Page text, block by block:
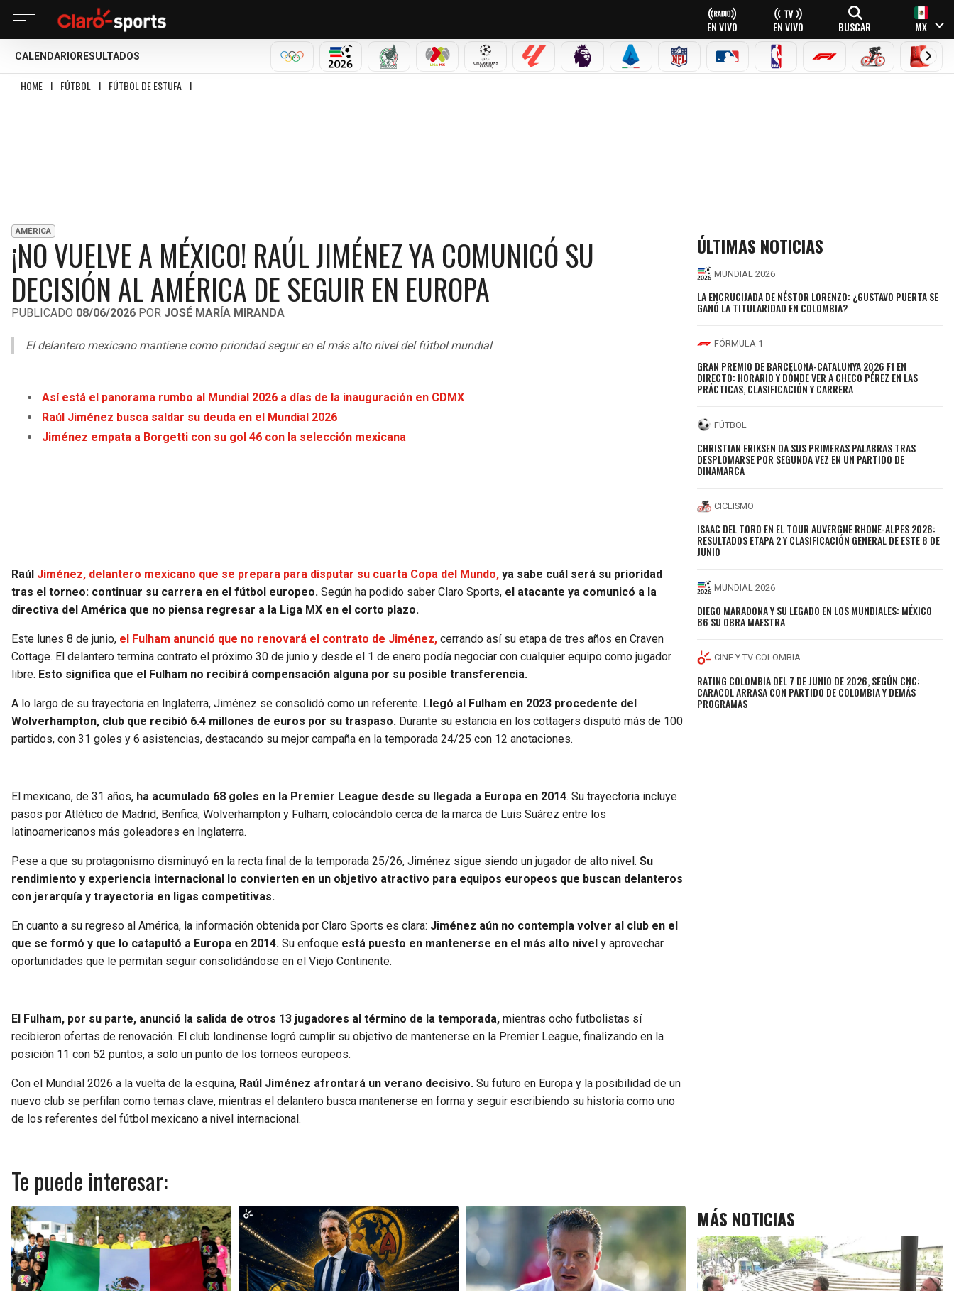
EN VIVO EN VIVO BUSCAR MX
CALENDARIO RESULTADOS
OLÍMPICOSMUNDIAL 2026SELECCIÓN MEXICANA
LIGA MX CHAMPIONS LEAGUE
LALIGA PREMIER LEAGUE
SERIE A NFL MLB NBA FÓRMULA 1CICLISMOBOXEO
HOME I FÚTBOL I FÚTBOL DE ESTUFA I
AMÉRICA
¡NO VUELVE A MÉXICO! RAÚL JIMÉNEZ YA COMUNICÓ SU
DECISIÓN AL AMÉRICA DE SEGUIR EN EUROPA
PUBLICADO 08/06/2026 POR JOSÉ MARÍA MIRANDA
El delantero mexicano mantiene como prioridad seguir en el más alto nivel del fútbol mundial
Así está el panorama rumbo al Mundial 2026 a días de la inauguración en CDMX
Raúl Jiménez busca saldar su deuda en el Mundial 2026
Jiménez empata a Borgetti con su gol 46 con la selección mexicana
Raúl Jiménez, delantero mexicano que se prepara para disputar su cuarta Copa del Mundo, ya sabe cuál será su prioridad
tras el torneo: continuar su carrera en el fútbol europeo. Según ha podido saber Claro Sports, el atacante ya comunicó a la
directiva del América que no piensa regresar a la Liga MX en el corto plazo.
Este lunes 8 de junio, el Fulham anunció que no renovará el contrato de Jiménez, cerrando así su etapa de tres años en Craven
Cottage. El delantero termina contrato el próximo 30 de junio y desde el 1 de enero podía negociar con cualquier equipo como jugador
libre. Esto significa que el Fulham no recibirá compensación alguna por su posible transferencia.
A lo largo de su trayectoria en Inglaterra, Jiménez se consolidó como un referente. L legó al Fulham en 2023 procedente del
Wolverhampton, club que recibió 6.4 millones de euros por su traspaso. Durante su estancia en los cottagers disputó más de 100
partidos, con 31 goles y 6 asistencias, destacando su mejor campaña en la temporada 24/25 con 12 anotaciones.
El mexicano, de 31 años, ha acumulado 68 goles en la Premier League desde su llegada a Europa en 2014. Su trayectoria incluye
pasos por Atlético de Madrid, Benfica, Wolverhampton y Fulham, colocándolo cerca de la marca de Luis Suárez entre los
latinoamericanos más goleadores en Inglaterra.
Pese a que su protagonismo disminuyó en la recta final de la temporada 25/26, Jiménez sigue siendo un jugador de alto nivel. Su
rendimiento y experiencia internacional lo convierten en un objetivo atractivo para equipos europeos que buscan delanteros
con jerarquía y trayectoria en ligas competitivas.
En cuanto a su regreso al América, la información obtenida por Claro Sports es clara: Jiménez aún no contempla volver al club en el
que se formó y que lo catapultó a Europa en 2014. Su enfoque está puesto en mantenerse en el más alto nivel y aprovechar
oportunidades que le permitan seguir consolidándose en el Viejo Continente.
El Fulham, por su parte, anunció la salida de otros 13 jugadores al término de la temporada, mientras ocho futbolistas sí
recibieron ofertas de renovación. El club londinense logró cumplir su objetivo de mantenerse en la Premier League, finalizando en la
posición 11 con 52 puntos, a solo un punto de los torneos europeos.
Con el Mundial 2026 a la vuelta de la esquina, Raúl Jiménez afrontará un verano decisivo. Su futuro en Europa y la posibilidad de un
nuevo club se perfilan como temas clave, mientras el delantero busca mantenerse en forma y seguir escribiendo su historia como uno
de los referentes del fútbol mexicano a nivel internacional.
Te puede interesar:
ÚLTIMAS NOTICIAS
MUNDIAL 2026
LA ENCRUCIJADA DE NÉSTOR LORENZO: ¿GUSTAVO PUERTA SE
GANÓ LA TITULARIDAD EN COLOMBIA?
FÓRMULA 1
GRAN PREMIO DE BARCELONA-CATALUNYA 2026 F1 EN
DIRECTO: HORARIO Y DÓNDE VER A CHECO PÉREZ EN LAS
PRÁCTICAS, CLASIFICACIÓN Y CARRERA
FÚTBOL
CHRISTIAN ERIKSEN DA SUS PRIMERAS PALABRAS TRAS
DESPLOMARSE POR SEGUNDA VEZ EN UN PARTIDO DE
DINAMARCA
CICLISMO
ISAAC DEL TORO EN EL TOUR AUVERGNE RHONE-ALPES 2026:
RESULTADOS ETAPA 2 Y CLASIFICACIÓN GENERAL DE ESTE 8 DE
JUNIO
MUNDIAL 2026
DIEGO MARADONA Y SU LEGADO EN LOS MUNDIALES: MÉXICO
86 SU OBRA MAESTRA
CINE Y TV COLOMBIA
RATING COLOMBIA DEL 7 DE JUNIO DE 2026, SEGÚN CNC:
CARACOL ARRASA CON PARTIDO DE COLOMBIA Y DEMÁS
PROGRAMAS
MÁS NOTICIAS